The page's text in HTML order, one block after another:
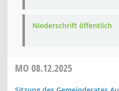
Niederschrift öffentlich
MO 08.12.2025